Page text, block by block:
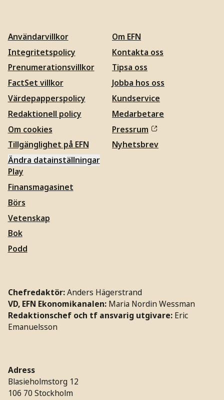
Användarvillkor
Integritetspolicy
Prenumerationsvillkor
FactSet villkor
Värdepapperspolicy
Redaktionell policy
Om cookies
Tillgänglighet på EFN
Ändra datainställningar
Om EFN
Kontakta oss
Tipsa oss
Jobba hos oss
Kundservice
Medarbetare
Pressrum
Nyhetsbrev
Play
Finansmagasinet
Börs
Vetenskap
Bok
Podd
Chefredaktör:Anders Hägerstrand
VD, EFN Ekonomikanalen: Maria Nordin Wessman
Redaktionschef och tf ansvarig utgivare: Eric
Emanuelsson
Adress
Blasieholmstorg 12
106 70 Stockholm